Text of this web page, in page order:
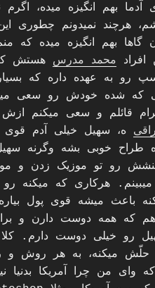
بهم انگیزه میده، اگرم
هرچند نمیدونم چطوری این
بهم انگیزه میده که
محمد مدرس هستش
رو به عهده داره که
که شده خودش رو سعی
قائلم و سعی میکنم ازش
ه، سهیل خیلی آدم
طراح خوبی بشه وگرنه
رو تو موزیک زدن و
هرکاری که میکنه رو
باعث میشه قوی پول
که همه دوست دارن و
رو خیلی دوست دارم. کلا
حلّش میکنه، به هر روش و
وای من چرا آمریکا بدنیا